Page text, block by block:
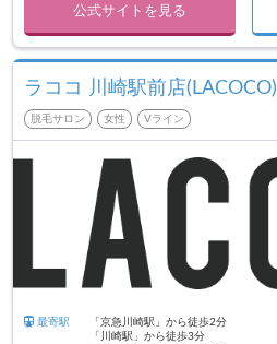
公式サイトを見る
ラココ 川崎駅前店(LACOCO)
脱毛サロン 女性 Vライン
最寄駅
「京急川崎駅」から徒歩2分
「川崎駅」から徒歩3分